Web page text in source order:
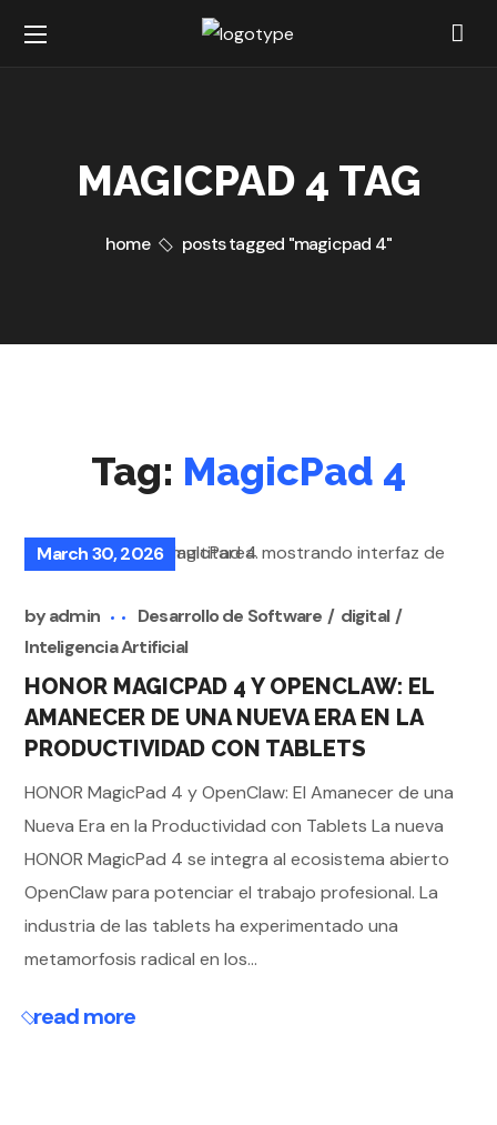
MAGICPAD 4 TAG
home posts tagged "magicpad 4"
Tag: MagicPad 4
March 30, 2026
byadmin Desarrollo de Software
digital
Inteligencia Artificial
HONOR MAGICPAD 4 Y OPENCLAW: EL
AMANECER DE UNA NUEVA ERA EN LA
PRODUCTIVIDAD CON TABLETS
HONOR MagicPad 4 y OpenClaw: El Amanecer de una
Nueva Era en la Productividad con Tablets La nueva
HONOR MagicPad 4 se integra al ecosistema abierto
OpenClaw para potenciar el trabajo profesional. La
industria de las tablets ha experimentado una
metamorfosis radical en los...
read more